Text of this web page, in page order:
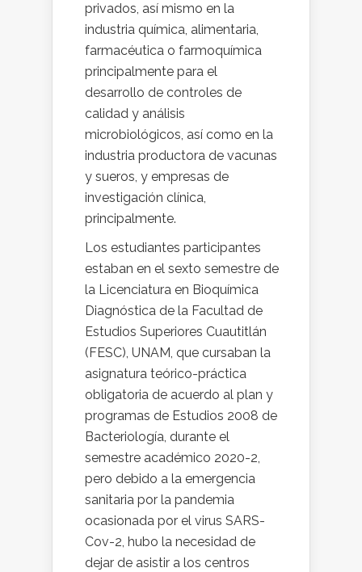
privados, así mismo en la
industria química, alimentaria,
farmacéutica o farmoquímica
principalmente para el
desarrollo de controles de
calidad y análisis
microbiológicos, así como en la
industria productora de vacunas
y sueros, y empresas de
investigación clínica,
principalmente.
Los estudiantes participantes
estaban en el sexto semestre de
la Licenciatura en Bioquímica
Diagnóstica de la Facultad de
Estudios Superiores Cuautitlán
(FESC), UNAM, que cursaban la
asignatura teórico-práctica
obligatoria de acuerdo al plan y
programas de Estudios 2008 de
Bacteriología, durante el
semestre académico 2020-2,
pero debido a la emergencia
sanitaria por la pandemia
ocasionada por el virus SARS-
Cov-2, hubo la necesidad de
dejar de asistir a los centros